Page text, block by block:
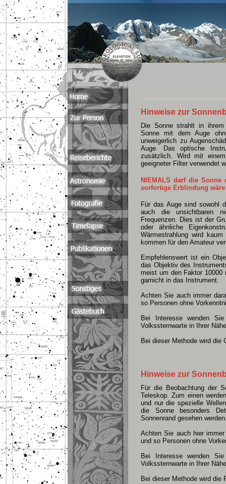
Hinweise zur
Die Sonne strahlt in
Sonne mit dem Auge
unweigerlich zu
Auge. Das optische
zusätzlich. Wird mit
geeigneter Filter verwendet
NIEMALS darf die Sonne
sorfortige Erblindung
Für das Auge sind sowohl
auch die unsichtbaren
Frequenzen. Dies ist der
oder ähnliche
Wärmestrahlung wird
kommen für den Amateur
Empfehlenswert ist ein
das Objektiv des
meist um den Faktor 10000
garnicht in das Instrument.
Achten Sie auch immer
so Personen ohne
Bei Interesse wenden
Volkssternwarte in Ihrer
Bei dieser Methode wird die
Hinweise zur
Für die Beobachtung der
Teleskop. Zum einen
und nur die spezielle
die Sonne besonders
Sonnenrand gesehen
Achten Sie auch hier
und so Personen ohne
Bei Interesse wenden
Volkssternwarte in Ihrer
Bei dieser Methode wird die